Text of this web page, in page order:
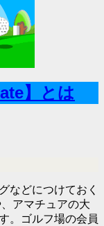
】とは
などにつけておく
アマチュアの大
。ゴルフ場の会員